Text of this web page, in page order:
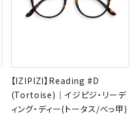
【IZIPIZI】Reading #D
(Tortoise)｜イジピジ・リーデ
ィング・ディー(トータス/べっ甲)